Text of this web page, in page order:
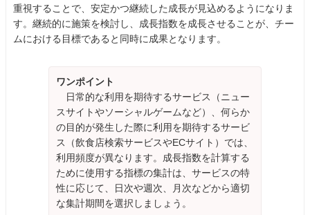
重視することで、安定かつ継続した成長が見込めるようになりま
す。継続的に施策を検討し、成長指数を成長させることが、チー
ムにおける目標であると同時に成果となります。
ワンポイント
日常的な利用を期待するサービス（ニュー
スサイトやソーシャルゲームなど）、何らか
の目的が発生した際に利用を期待するサービ
ス（飲食店検索サービスやECサイト）では、
利用頻度が異なります。成長指数を計算する
ために使用する指標の集計は、サービスの特
性に応じて、日次や週次、月次などから適切
な集計期間を選択しましょう。